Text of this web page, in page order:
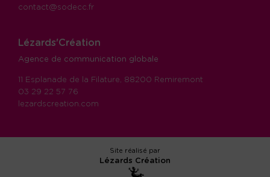
contact@sodecc.fr
Lézards'Création
Agence de communication globale
11 Esplanade de la Filature, 88200 Remiremont
03 29 22 57 76
lezardscreation.com
Site réalisé par
Lézards Création